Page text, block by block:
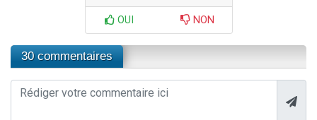
OUI NON
30 commentaires